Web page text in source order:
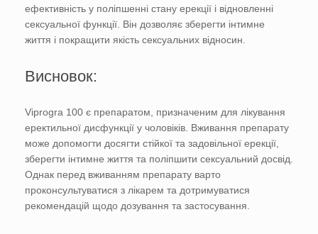
ефективність у поліпшенні стану ерекції і відновленні
сексуальної функції. Він дозволяє зберегти інтимне
життя і покращити якість сексуальних відносин.
Висновок:
Viprogra 100 є препаратом, призначеним для лікування
еректильної дисфункції у чоловіків. Вживання препарату
може допомогти досягти стійкої та задовільної ерекції,
зберегти інтимне життя та поліпшити сексуальний досвід.
Однак перед вживанням препарату варто
проконсультуватися з лікарем та дотримуватися
рекомендацій щодо дозування та застосування.